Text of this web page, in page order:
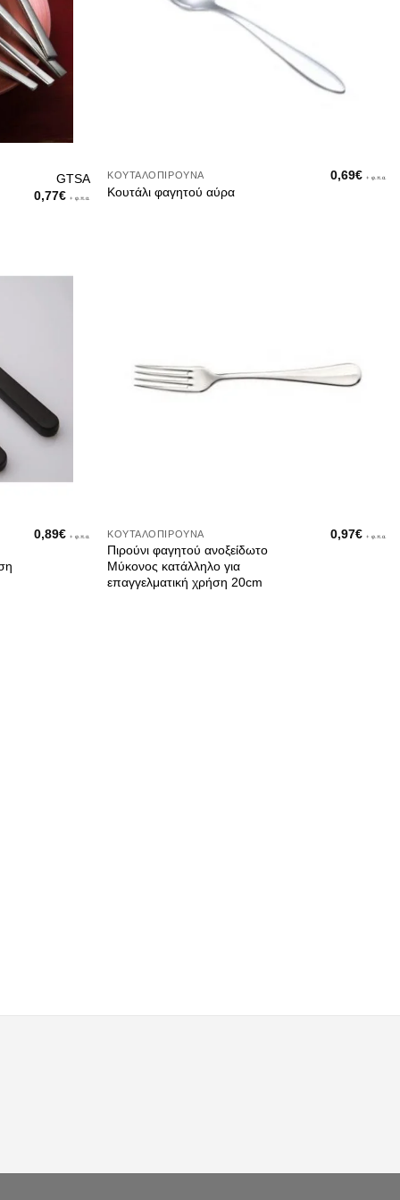
GTSA
0,77€ + φ.π.α.
ΚΟΥΤΑΛΟΠΊΡΟΥΝΑ
Κουτάλι φαγητού αύρα
0,69€ + φ.π.α.
0,89€ + φ.π.α. ΚΟΥΤΑΛΟΠΊΡΟΥΝΑ
Πιρούνι φαγητού ανοξείδωτο
Μύκονος κατάλληλο για
επαγγελματική χρήση 20cm
0,97€ + φ.π.α.